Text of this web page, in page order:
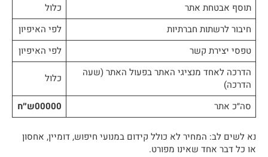
תוסף אבטחת אתר
כלול
חיבור לרשתות חברתיות
לפי האיפיון
טפסי יצירת קשר
לפי האיפיון
הדרכה לאחד מנציגי האתר בפעול האתר (שעה
הדרכה)
כלול
סה״כ אתר 00000ש״ח
נא לשים לב: המחיר לא כולל קידום במנועי חיפוש, דומיין, אחסון
או כל דבר אחד שאינו מפורט.